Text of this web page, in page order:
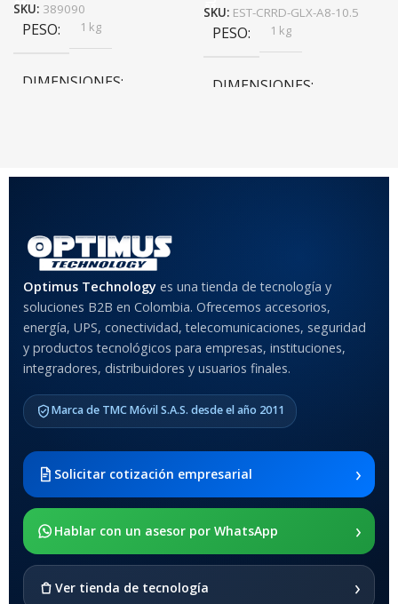
SKU: 389090
PESO 1 kg
DIMENSIONES
SKU: EST-CRRD-GLX-A8-10.5
PESO 1 kg
DIMENSIONES
COLOR
Anti-Shock
MODELO DE TABLETS
COMPATIBLES
2021 SM-x200 / Samsung
Galaxy Tab A8 10.5 2021 SM-
x205
SOPORTE DE APOYO
Optimus Technology es una tienda de tecnología y
soluciones B2B en Colombia. Ofrecemos accesorios,
energía, UPS, conectividad, telecomunicaciones, seguridad
y productos tecnológicos para empresas, instituciones,
integradores, distribuidores y usuarios finales.
Marca de TMC Móvil S.A.S. desde el año 2011
Solicitar cotización empresarial ›
Hablar con un asesor por WhatsApp ›
Ver tienda de tecnología ›